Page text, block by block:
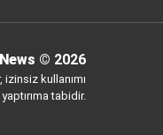
© 2026
kullanımı
tabidir.